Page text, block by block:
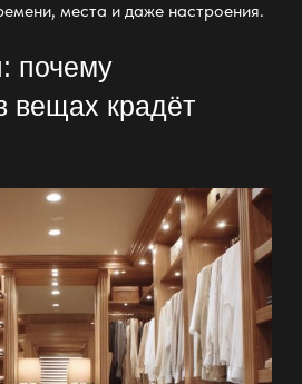
места и даже настроения.
почему
вещах крадёт